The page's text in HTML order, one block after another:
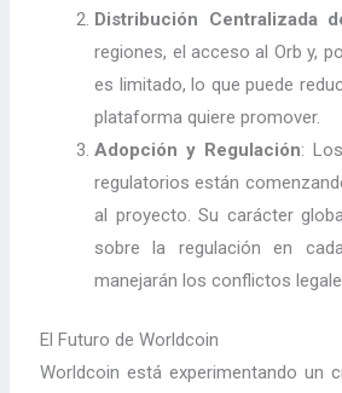
Distribución Centralizada
regiones, el acceso al Orb y,
es limitado, lo que puede
plataforma quiere promover.
Adopción y Regulación:
regulatorios están
al proyecto. Su carácter
sobre la regulación en
manejarán los conflictos
El Futuro de Worldcoin
Worldcoin está experimentando un